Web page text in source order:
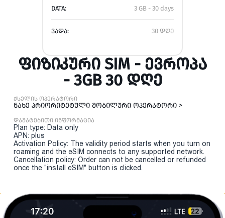
DATA: 3 GB - 30 days
ᲕᲐᲓᲐ: 30 დღე
ᲤᲘᲖᲘᲙᲣᲠᲘ SIM - ᲔᲕᲠᲝᲞᲐ
- 3GB 30 ᲓᲦᲔ
ქსელის ოპერატორი
ნახე პრიორიტეტული მობილური ოპერატორი >
დამატებითი ინფორმაცია
Plan type: Data only
APN: plus
Activation Policy: The validity period starts when you turn on
roaming and the eSIM connects to any supported network.
Cancellation policy: Order can not be cancelled or refunded
once the "install eSIM" button is clicked.